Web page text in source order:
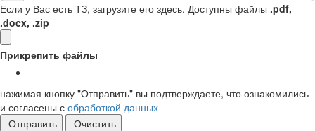
Если у Вас есть ТЗ, загрузите его здесь. Доступны файлы .pdf,
.docx, .zip
Прикрепить файлы
нажимая кнопку "Отправить" вы подтверждаете, что ознакомились
и согласены с обработкой данных
Отправить
Очистить